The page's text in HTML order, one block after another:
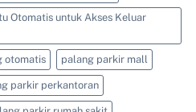
Otomatis untuk Akses Keluar
otomatis palang parkir mall
parkir perkantoran